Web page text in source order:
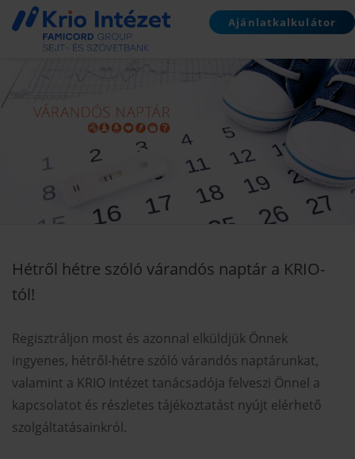
Ajánlatkalkulátor
Hétről hétre szóló várandós naptár a KRIO-
tól!
Regisztráljon most és azonnal elküldjük Önnek
ingyenes, hétről-hétre szóló várandós naptárunkat,
valamint a KRIO Intézet tanácsadója felveszi Önnel a
kapcsolatot és részletes tájékoztatást nyújt elérhető
szolgáltatásainkról.